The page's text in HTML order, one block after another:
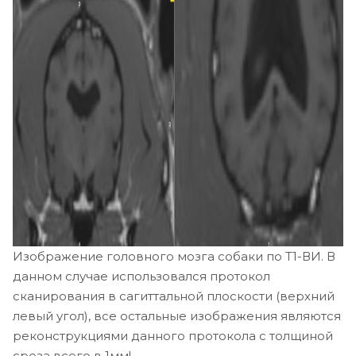
Изображение головного мозга собаки по Т1-ВИ. В
данном случае использовался протокол
сканирования в сагиттальной плоскости (верхний
левый угол), все остальные изображения являются
реконструкциями данного протокола с толщиной